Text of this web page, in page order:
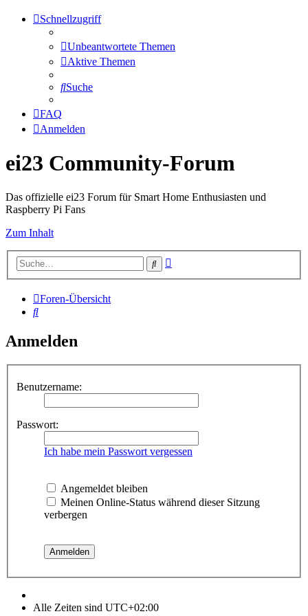
Schnellzugriff
Unbeantwortete Themen
Aktive Themen
Suche
FAQ
Anmelden
ei23 Community-Forum
Das offizielle ei23 Forum für Smart Home Enthusiasten und
Raspberry Pi Fans
Zum Inhalt
Suche
Foren-Übersicht
Suche
Anmelden
Benutzername:
Passwort:
Ich habe mein Passwort vergessen
Angemeldet bleiben
Meinen Online-Status während dieser Sitzung
verbergen
Alle Zeiten sind UTC+02:00